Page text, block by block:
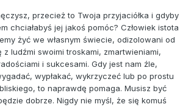
przecież to Twoja przyjaciółka i gdyby
chciałabyś jej jakoś pomóc? Człowiek istota
żyć we własnym świecie, odizolowani od
z ludźmi swoimi troskami, zmartwieniami,
i sukcesami. Gdy jest nam źle,
wypłakać, wykrzyczeć lub po prostu
to naprawdę pomaga. Musisz być
dobrze. Nigdy nie myśl, że się komuś